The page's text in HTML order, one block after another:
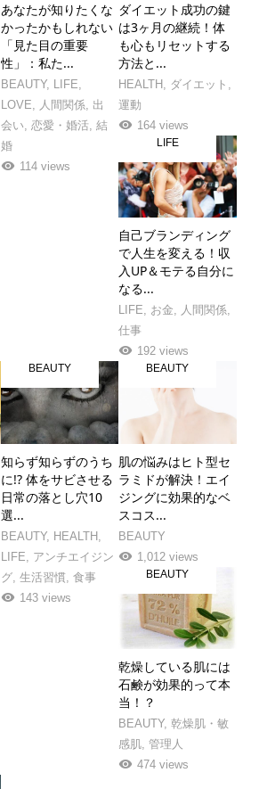
あなたが知りたくな
かったかもしれない
「見た目の重要
性」：私た...
BEAUTY, LIFE,
LOVE, 人間関係, 出
会い, 恋愛・婚活, 結
婚
114 views
ダイエット成功の鍵
は3ヶ月の継続！体
も心もリセットする
方法と...
HEALTH , ダイエット ,
運動
164 views
自己ブランディング
で人生を変える！収
入UP＆モテる自分に
なる...
LIFE, お金, 人間関係,
仕事
192 views
LIFE
知らず知らずのうち
に!? 体をサビさせる
日常の落とし穴10
選...
BEAUTY, HEALTH,
LIFE
アンチエイジン
グ, 生活習慣, 食事
143 views
BEAUTY
肌の悩みはヒト型セ
ラミドが解決！エイ
ジングに効果的なベ
スコス...
BEAUTY
1,012 views
BEAUTY
乾燥している肌には
石鹸が効果的って本
当！？
BEAUTY,乾燥肌・敏
感肌 ,管理人
474 views
BEAUTY